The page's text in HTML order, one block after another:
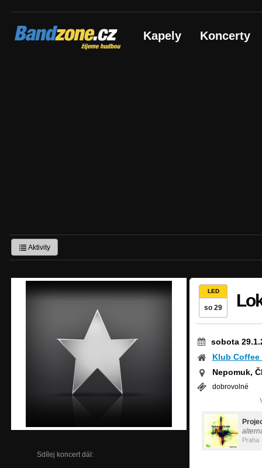
Bandzone.cz
žijeme hudbou Kapely Koncerty
Aktivity
Sdílej koncert dál:
LED
so 29
sobota
Klub Coffee
Nepomuk,
dobrovolné
Praha